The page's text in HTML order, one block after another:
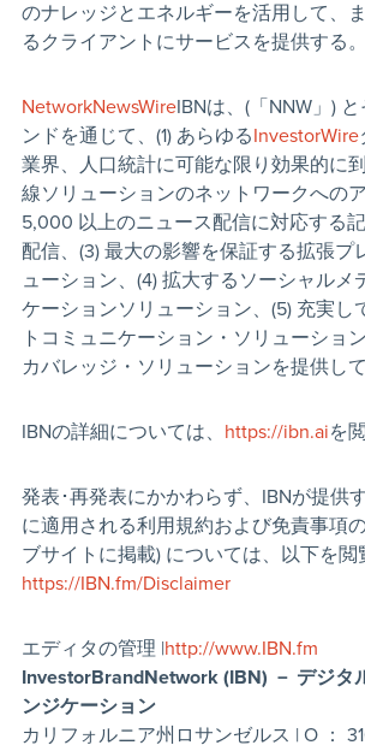
のナレッジとエネルギーを活用して、
るクライアントにサービスを提供する。
NetworkNewsWireIBNは、(「NNW」)
ンドを通じて、(1) あらゆるInvestorWire
業界、人口統計に可能な限り効果的に
線ソリューションのネットワークへの
5,000 以上のニュース配信に対応する
配信、(3) 最大の影響を保証する拡張プ
ューション、(4) 拡大するソーシャルメ
ケーションソリューション、(5) 充実し
トコミュニケーション・ソリューショ
カバレッジ・ソリューションを提供して
IBNの詳細については、 https://ibn.aiを
発表･再発表にかかわらず、IBNが提供
に適用される利用規約および免責事項
ブサイトに掲載) については、以下を閲
https://IBN.fm/Disclaimer
エディタの管理 |http://www.IBN.fm
InvestorBrandNetwork (IBN) － デジタ
ンジケーション
カリフォルニア州ロサンゼルス | O ：